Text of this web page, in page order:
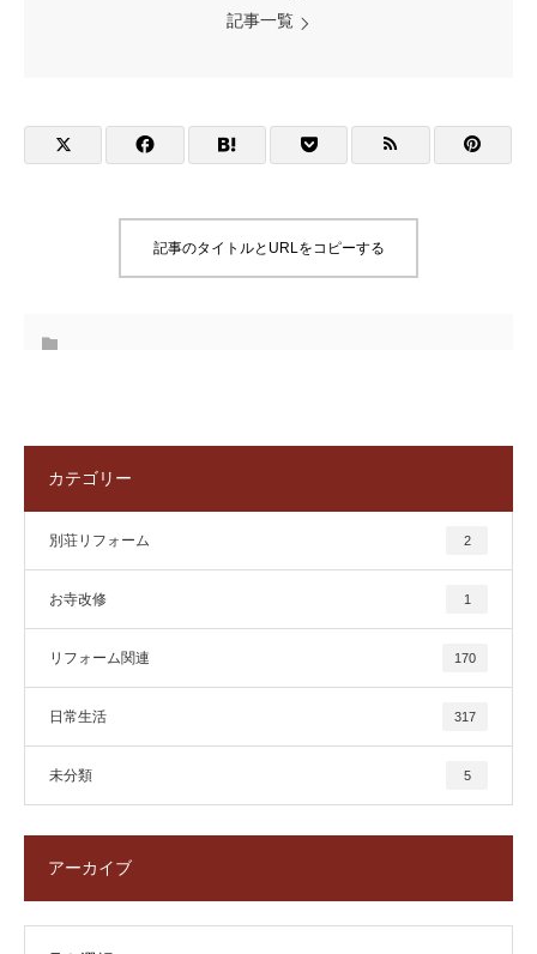
記事一覧
記事のタイトルとURLをコピーする
カテゴリー
別荘リフォーム 2
お寺改修 1
リフォーム関連 170
日常生活 317
未分類 5
アーカイブ